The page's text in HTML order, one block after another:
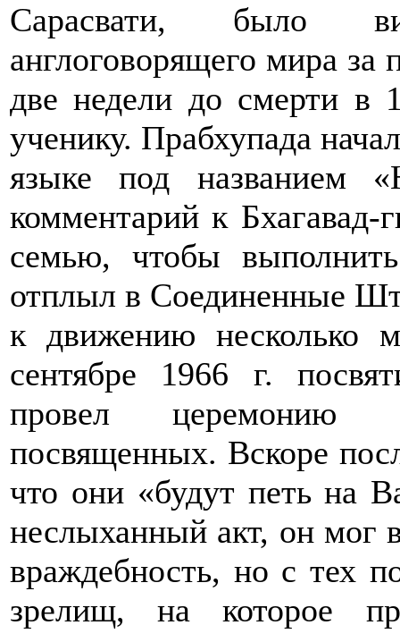
Сарасвати, было
англоговорящего мира
две недели до смерти в
ученику. Прабхупада
языке под названием
комментарий к
семью, чтобы
отплыл в Соединенные
к движению несколько
сентябре 1966 г.
провел церемонию
посвященных. Вскоре
что они «будут петь на
неслыханный акт, он мог
враждебность, но с тех
зрелищ, на которое